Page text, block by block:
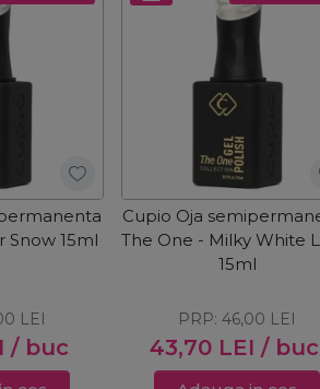
Snow 15ml
/ buc
LEI
Cupio Oja
The One - Milky White
15ml
43,70 LEI / buc
PRP:46,00 LEI